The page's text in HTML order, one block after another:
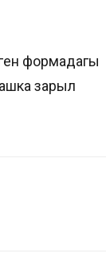
формадагы
зарыл